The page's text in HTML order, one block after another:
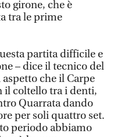
girone, che è
tra le prime
partita difficile e
– dice il tecnico del
che il Carpe
il coltello tra i denti,
Quarrata dando
per soli quattro set.
periodo abbiamo